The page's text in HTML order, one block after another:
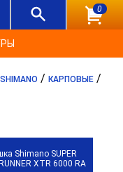
0
/ КАРПОВЫЕ /
Shimano SUPER
XTR 6000 RA